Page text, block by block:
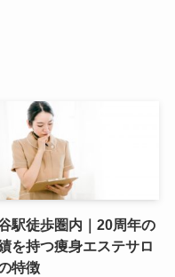
駅徒歩圏内｜20周年の
を持つ痩身エステサロ
特徴